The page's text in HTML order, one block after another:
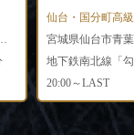
仙台・国分町高級
20:00～LAST